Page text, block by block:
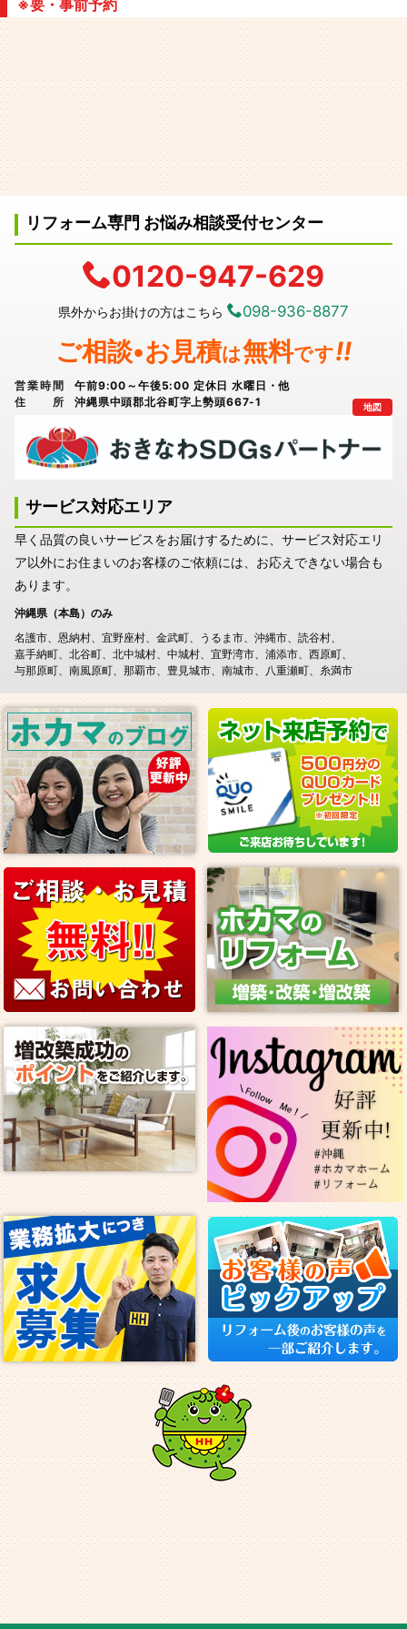
※要・事前予約
リフォーム専門 お悩み相談受付センター
0120-947-629
県外からお掛けの方はこちら 098-936-8877
ご相談•お見積は無料です!!
営業時間
午前9:00～午後5:00 定休日 水曜日・他
住所
沖縄県中頭郡北谷町字上勢頭667-1 地図
サービス対応エリア
早く品質の良いサービスをお届けするために、サービス対応エリ
ア以外にお住まいのお客様のご依頼には、お応えできない場合も
あります。
沖縄県（本島）のみ
名護市
恩納村 宜野座村 金武町 うるま市 沖縄市
読谷村
嘉手納町
北谷町 北中城村 中城村 宜野湾市 浦添市
西原町
与那原町
南風原町 那覇市 豊見城市 南城市 八重瀬町 糸満市